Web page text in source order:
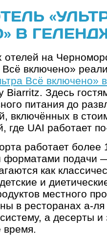
В
на
Всё включено»
Всё включено»
Biarritz. Здесь
питания до
включённых в
где UAI работает
работает более
форматами подачи
как
и
местного
в ресторанах а-
а десерты и
время.